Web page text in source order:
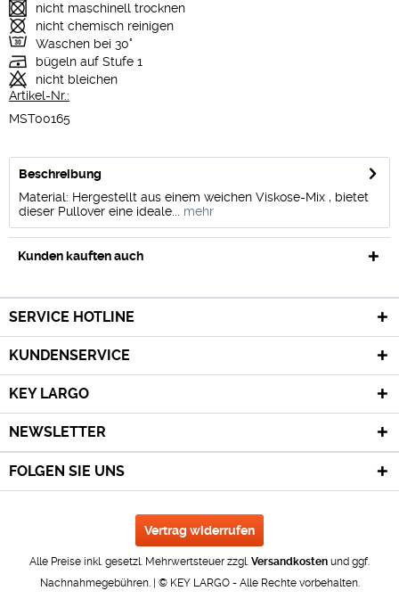
nicht maschinell trocknen
nicht chemisch reinigen
Waschen bei 30°
bügeln auf Stufe 1
nicht bleichen
Artikel-Nr.:
MST00165
Beschreibung
Material: Hergestellt aus einem weichen Viskose-Mix , bietet
dieser Pullover eine ideale...
mehr
Kunden kauften auch
SERVICE HOTLINE
KUNDENSERVICE
KEY LARGO
NEWSLETTER
FOLGEN SIE UNS
Vertrag widerrufen
Alle Preise inkl. gesetzl. Mehrwertsteuer zzgl. Versandkosten und ggf.
Nachnahmegebühren. | © KEY LARGO - Alle Rechte vorbehalten.